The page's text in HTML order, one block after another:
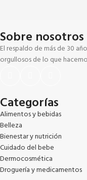
Sobre nosotros
El respaldo de más de 30
orgullosos de lo que
Categorías
Alimentos y bebidas
Belleza
Bienestar y nutrición
Cuidado del bebe
Dermocosmética
Droguería y medicamentos